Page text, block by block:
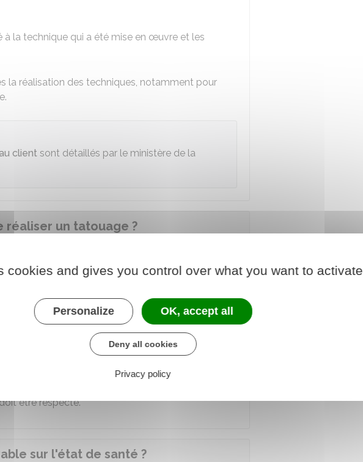
la technique qui a été mise en œuvre et les
la réalisation des techniques, notamment pour
client sont détaillés par le ministère de la
réaliser un tatouage ?
tous les jours. Entre chaque client, toutes
la désinfection des mains et porter des gants à
2 clients, et, au minimum, toutes les 2 heures au
un antiseptique.
être respecté.
sur l'état de santé ?
cookies and gives you control over what you want to activate
Personalize OK, accept all
Deny all cookies
Privacy policy